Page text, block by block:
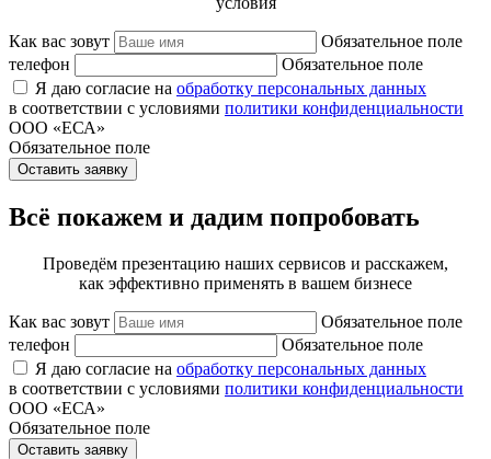
Как вас зовут
Обязательное поле
телефон
Обязательное поле
Я даю согласие на обработку персональных данных
в соответствии с условиями политики конфиденциальности
ООО «ЕСА»
Обязательное поле
Оставить заявку
Всё покажем и дадим попробовать
Проведём презентацию наших сервисов и расскажем,
как эффективно применять в вашем бизнесе
Как вас зовут
Обязательное поле
телефон
Обязательное поле
Я даю согласие на обработку персональных данных
в соответствии с условиями политики конфиденциальности
ООО «ЕСА»
Обязательное поле
Оставить заявку